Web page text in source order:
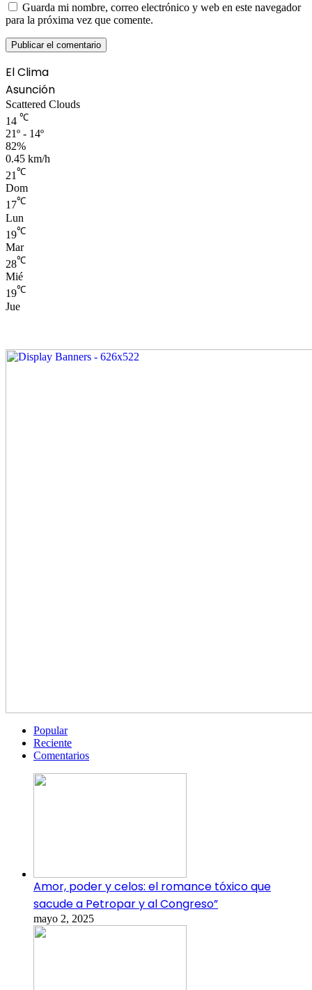
Guarda mi nombre, correo electrónico y web en este navegador
para la próxima vez que comente.
El Clima
Asunción
Scattered Clouds
14 ℃
21º - 14º
82%
0.45 km/h
21 ℃
Dom
17℃
Lun
19℃
Mar
28℃
Mié
19℃
Jue
Popular
Reciente
Comentarios
Amor, poder y celos: el romance tóxico que
sacude a Petropar y al Congreso”
mayo 2, 2025